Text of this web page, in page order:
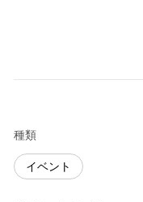
種類
イベント